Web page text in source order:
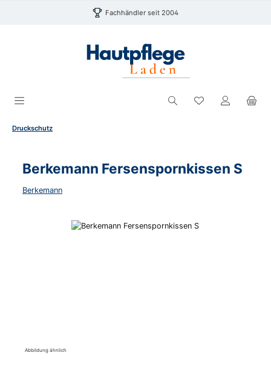
Zum Hauptinhalt springen Fachhändler seit 2004
Du hast 0
Druckschutz
Berkemann Fersenspornkissen S
Berkemann
Bildergalerie überspringen
Abbildung ähnlich